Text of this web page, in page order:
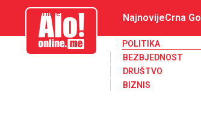
aloonline.me NajnovijeCrna
POLITIKA
BEZBJEDNOST
DRUŠTVO
BIZNIS